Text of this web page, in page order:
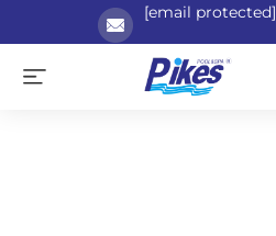
[email protected]